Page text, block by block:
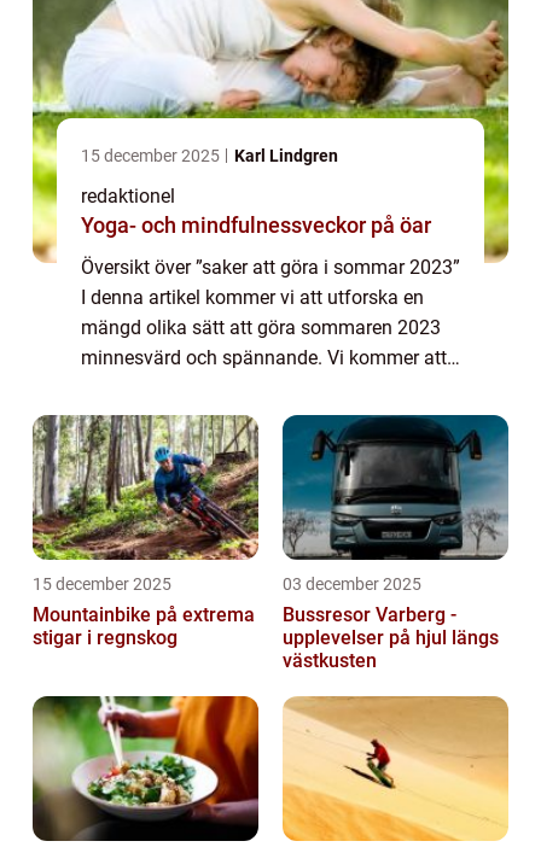
15 december 2025 Karl Lindgren
redaktionel
Yoga- och mindfulnessveckor på öar
Översikt över ”saker att göra i sommar 2023”
I denna artikel kommer vi att utforska en
mängd olika sätt att göra sommaren 2023
minnesvärd och spännande. Vi kommer att
upplevelser som är popu...
15 december 2025
Mountainbike på extrema
stigar i regnskog
03 december 2025
Bussresor Varberg -
upplevelser på hjul längs
västkusten